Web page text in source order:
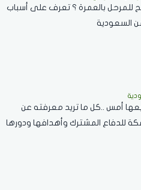
بالعمرة ؟ تعرف على أسباب
من السعودية
أمس ..كل ما تريد معرفته عن
للدفاع المشترك وأهدافها ودورها